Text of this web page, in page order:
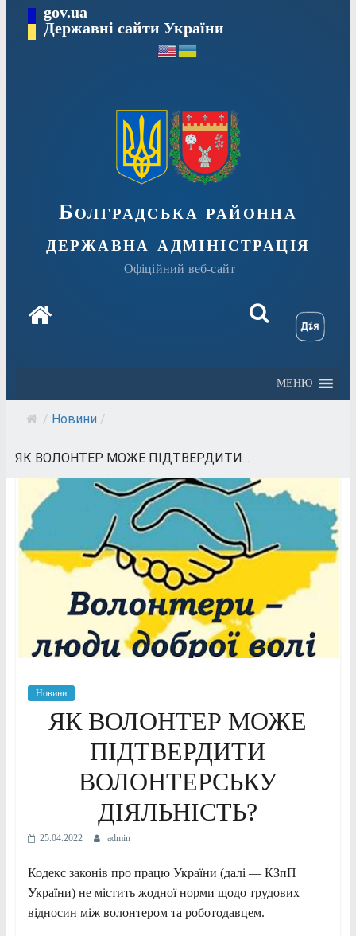
Перейтиgov.ua
Державні сайти України
Болградська районна
державна адміністрація
Офіційний веб-сайт
МЕНЮ
/ Новини /
ЯК ВОЛОНТЕР МОЖЕ ПІДТВЕРДИТИ...
Новини
ЯК ВОЛОНТЕР МОЖЕ
ПІДТВЕРДИТИ
ВОЛОНТЕРСЬКУ
ДІЯЛЬНІСТЬ?
25.04.2022 admin
Кодекс законів про працю України (далі — КЗпП
України) не містить жодної норми щодо трудових
відносин між волонтером та роботодавцем.